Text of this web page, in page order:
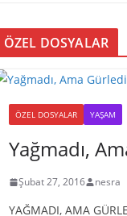
ÖZEL DOSYALAR
ÖZEL DOSYALAR YAŞAM
Yağmadı,
Şubat 27, 2016 nesra
YAĞMADI, AMA